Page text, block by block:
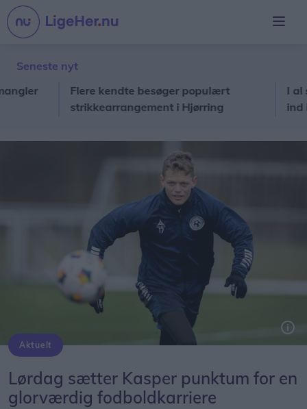
Seneste nyt
Flere kendte besøger populært
strikkearrangement i Hjørring
I al
ind i
Aktuelt
Lørdag sætter Kasper punktum for en
glorværdig fodboldkarriere